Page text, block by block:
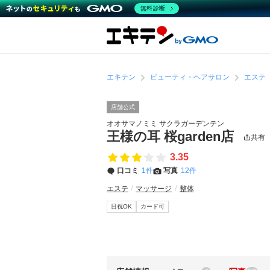
エキテン ビューティ・ヘアサロン エステ
店舗公式
オオサマノミミ サクラガーデンテン
王様の耳 桜garden店 共有
3.35
口コミ 1件 写真 12件
エステ マッサージ 整体
日祝OK カード可
無料診断